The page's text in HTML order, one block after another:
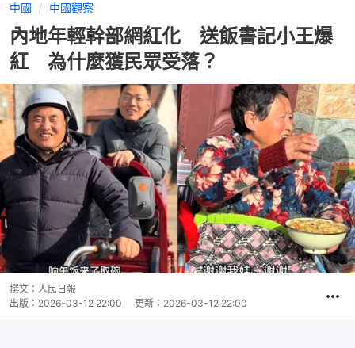
中國 中國觀察
內地年輕幹部網紅化 送飯書記小王爆
紅 為什麼獲民眾受落？
撰文： 人民日報
出版： 2026-03-12 22:00 更新： 2026-03-12 22:00